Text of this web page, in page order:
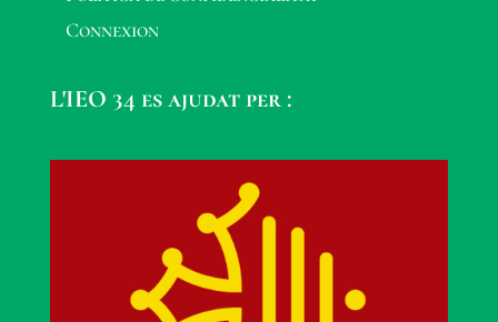
Connexion
L'IEO 34 es ajudat per :